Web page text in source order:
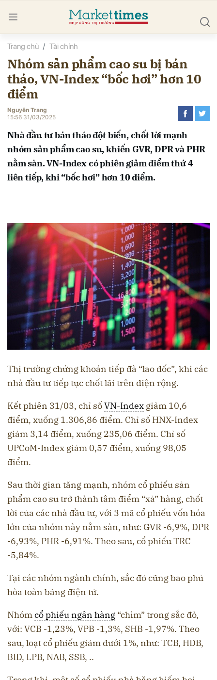
Trang chủ Tài chính
Nhóm sản phẩm cao su bị bán
tháo, VN-Index “bốc hơi” hơn 10
điểm
Nguyên Trang
15:56 31/03/2025
Nhà đầu tư bán tháo đột biến, chốt lời mạnh
nhóm sản phẩm cao su, khiến GVR, DPR và PHR
nằm sàn. VN-Index có phiên giảm điểm thứ 4
liên tiếp, khi “bốc hơi” hơn 10 điểm.
Thị trường chứng khoán tiếp đà “lao dốc”, khi các
nhà đầu tư tiếp tục chốt lãi trên diện rộng.
Kết phiên 31/03, chỉ sốVN-Index giảm 10,6
điểm, xuống 1.306,86 điểm. Chỉ số HNX-Index
giảm 3,14 điểm, xuống 235,06 điểm. Chỉ số
UPCoM-Index giảm 0,57 điểm, xuống 98,05
điểm.
Sau thời gian tăng mạnh, nhóm cổ phiếu sản
phẩm cao su trở thành tâm điểm “xả” hàng, chốt
lời của các nhà đầu tư, với 3 mã cổ phiếu vốn hóa
lớn của nhóm này nằm sàn, như: GVR -6,9%, DPR
-6,93%, PHR -6,91%. Theo sau, cổ phiếu TRC
-5,84%.
Tại các nhóm ngành chính, sắc đỏ cũng bao phủ
hòa toàn bảng điện tử.
Nhóm cổ phiếu ngân hàng “chìm” trong sắc đỏ,
với: VCB -1,23%, VPB -1,3%, SHB -1,97%. Theo
sau, loạt cổ phiếu giảm dưới 1%, như: TCB, HDB,
BID, LPB, NAB, SSB, ..
luận